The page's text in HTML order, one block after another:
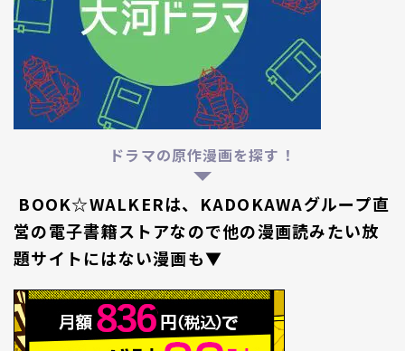
ドラマの原作漫画を探す！
BOOK☆WALKERは、KADOKAWAグループ直
営の電子書籍ストアなので他の漫画読みたい放
題サイトにはない漫画も▼